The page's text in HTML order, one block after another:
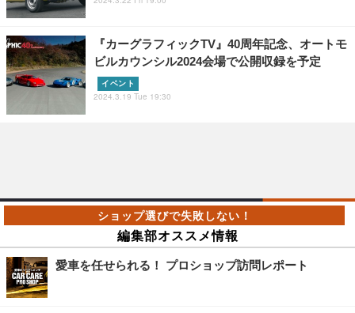
『カーグラフィックTV』40周年記念、オートモ
ビルカウンシル2024会場で公開収録を予定
イベント
2024.3.19 Tue 19:30
編集部オススメ情報
愛車を任せられる！ プロショップ訪問レポート